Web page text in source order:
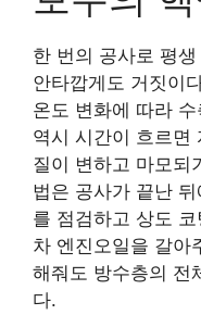
한 번의 공사로 평
안타깝게도 거짓이
온도 변화에 따라
역시 시간이 흐르면
질이 변하고 마모되
법은 공사가 끝난
를 점검하고 상도
차 엔진오일을 갈아
해줘도 방수층의 전
다.